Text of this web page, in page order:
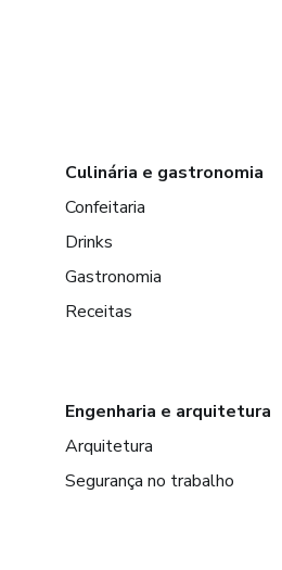
Culinária e gastronomia
Confeitaria
Drinks
Gastronomia
Receitas
Engenharia e arquitetura
Arquitetura
Segurança no trabalho